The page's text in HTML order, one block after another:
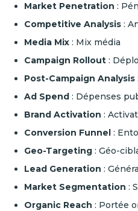
Market Penetration :
Competitive Analysis :
Media Mix : Mix média
Campaign Rollout :
Post-Campaign Analysis
Ad Spend : Dépenses
Brand Activation :
Conversion Funnel :
Geo-Targeting : Géo-
Lead Generation :
Market Segmentation :
Organic Reach : Portée